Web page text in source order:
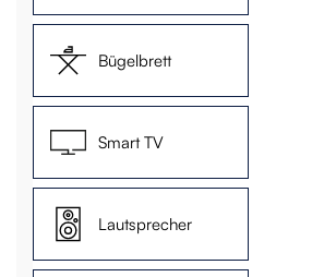
Bügelbrett
Smart TV
Lautsprecher